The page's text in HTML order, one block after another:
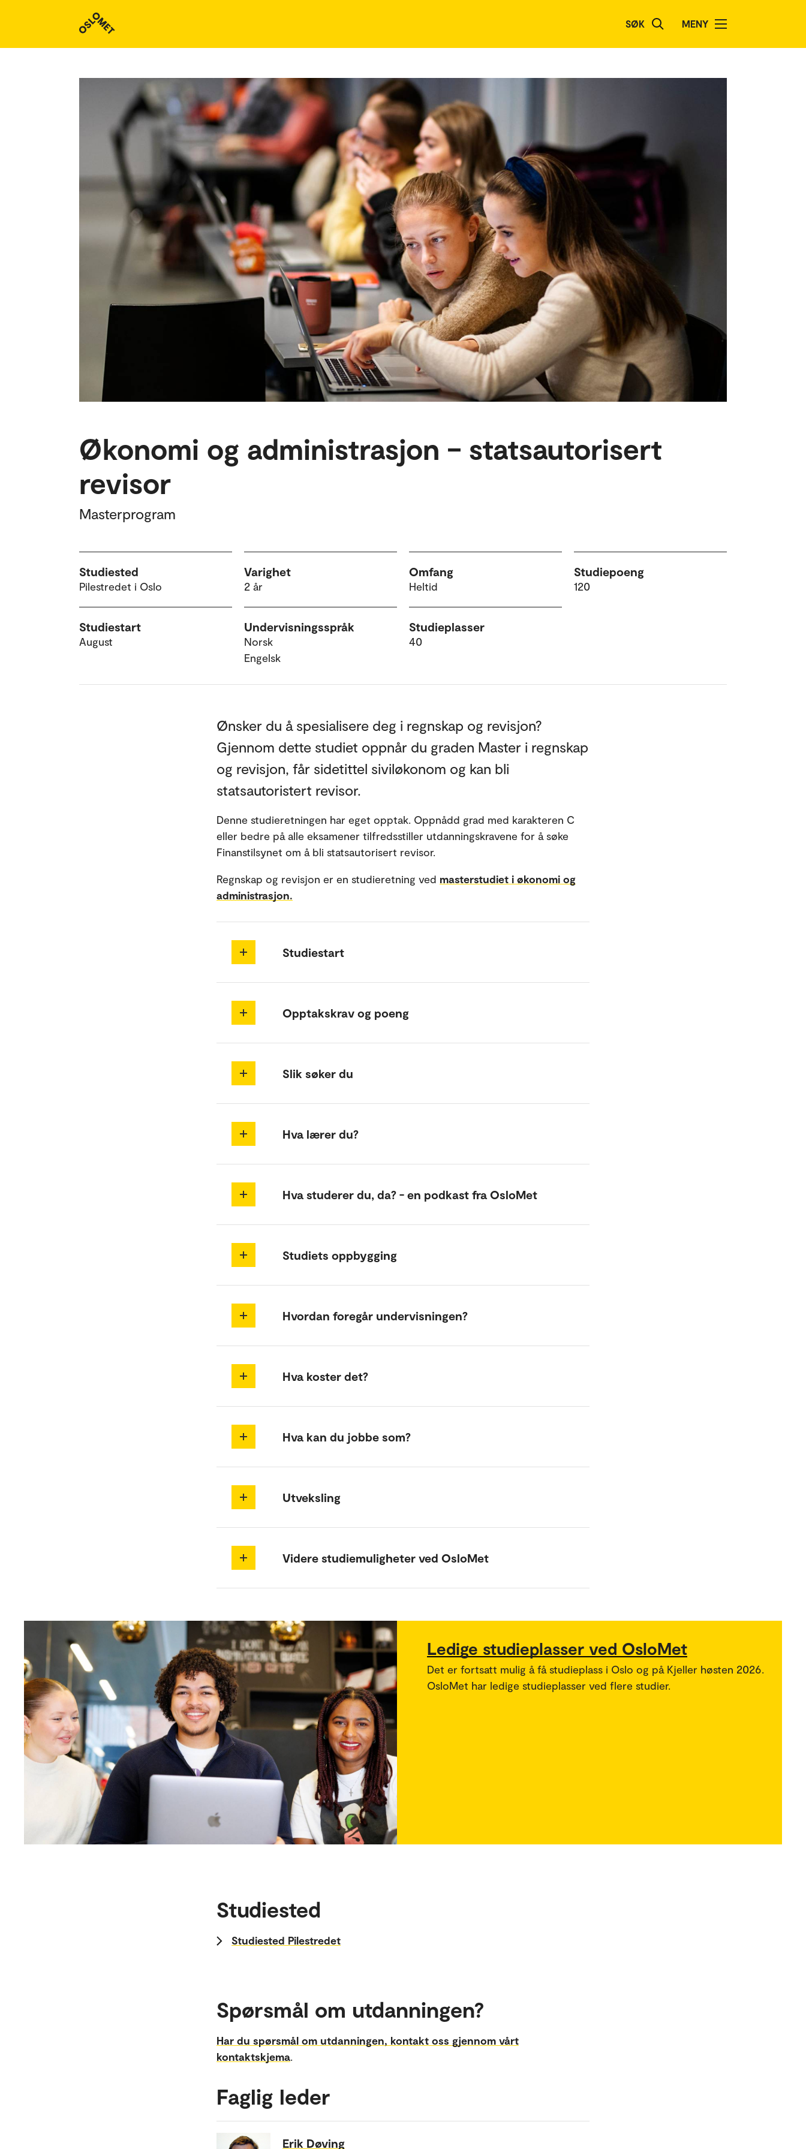
SØK MENY
Studieoversikt
Økonomi og administrasjon – statsautorisert
revisor
Masterprogram
Studiested
Pilestredet i Oslo
Varighet
2 år
Omfang
Heltid
Studiepoeng
120
Studiestart
August
Undervisningsspråk
Norsk
Engelsk
Studieplasser
40
Ønsker du å spesialisere deg i regnskap og revisjon?
Gjennom dette studiet oppnår du graden Master i regnskap
og revisjon, får sidetittel siviløkonom og kan bli
statsautoristert revisor.
Denne studieretningen har eget opptak. Oppnådd grad med karakteren C
eller bedre på alle eksamener tilfredsstiller utdanningskravene for å søke
Finanstilsynet om å bli statsautorisert revisor.
Regnskap og revisjon er en studieretning ved masterstudiet i økonomi og
administrasjon.
Studiestart
Opptakskrav og poeng
Slik søker du
Hva lærer du?
Hva studerer du, da? - en podkast fra OsloMet
Studiets oppbygging
Hvordan foregår undervisningen?
Hva koster det?
Hva kan du jobbe som?
Utveksling
Videre studiemuligheter ved OsloMet
Ledige studieplasser ved OsloMet
Det er fortsatt mulig å få studieplass i Oslo og på Kjeller høsten 2026.
OsloMet har ledige studieplasser ved flere studier.
Studiested
Studiested Pilestredet
Spørsmål om utdanningen?
Har du spørsmål om utdanningen, kontakt oss gjennom vårt
kontaktskjema.
Faglig leder
Erik Døving